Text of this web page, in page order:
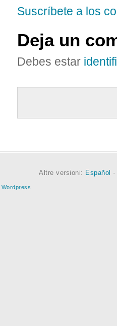
Suscríbete a los
Deja un
Debes estar
Altre versioni: Español
Wordpress